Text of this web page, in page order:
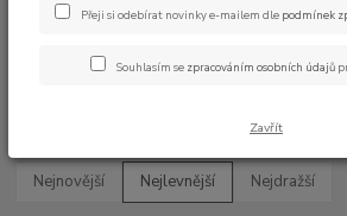
Kulatý 140cm
Nejnovější Nejlevnější Nejdražší
Přeji si odebírat novinky e-mailem dle podmínek
Souhlasím se zpracováním osobních údajů
Zavřít